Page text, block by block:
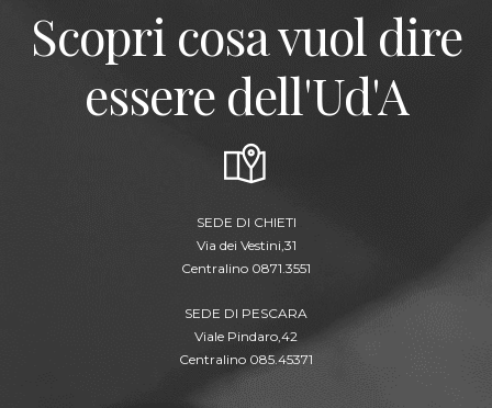
Scopri cosa vuol dire
essere dell'Ud'A
SEDE DI CHIETI
Via dei Vestini,31
Centralino 0871.3551
SEDE DI PESCARA
Viale Pindaro,42
Centralino 085.45371